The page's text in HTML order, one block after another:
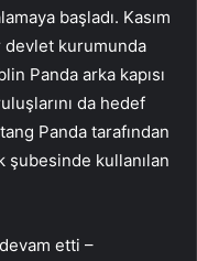
başladı. Kasım
devlet kurumunda
Panda arka kapısı
da hedef
Panda tarafından
şubesinde kullanılan
etti –